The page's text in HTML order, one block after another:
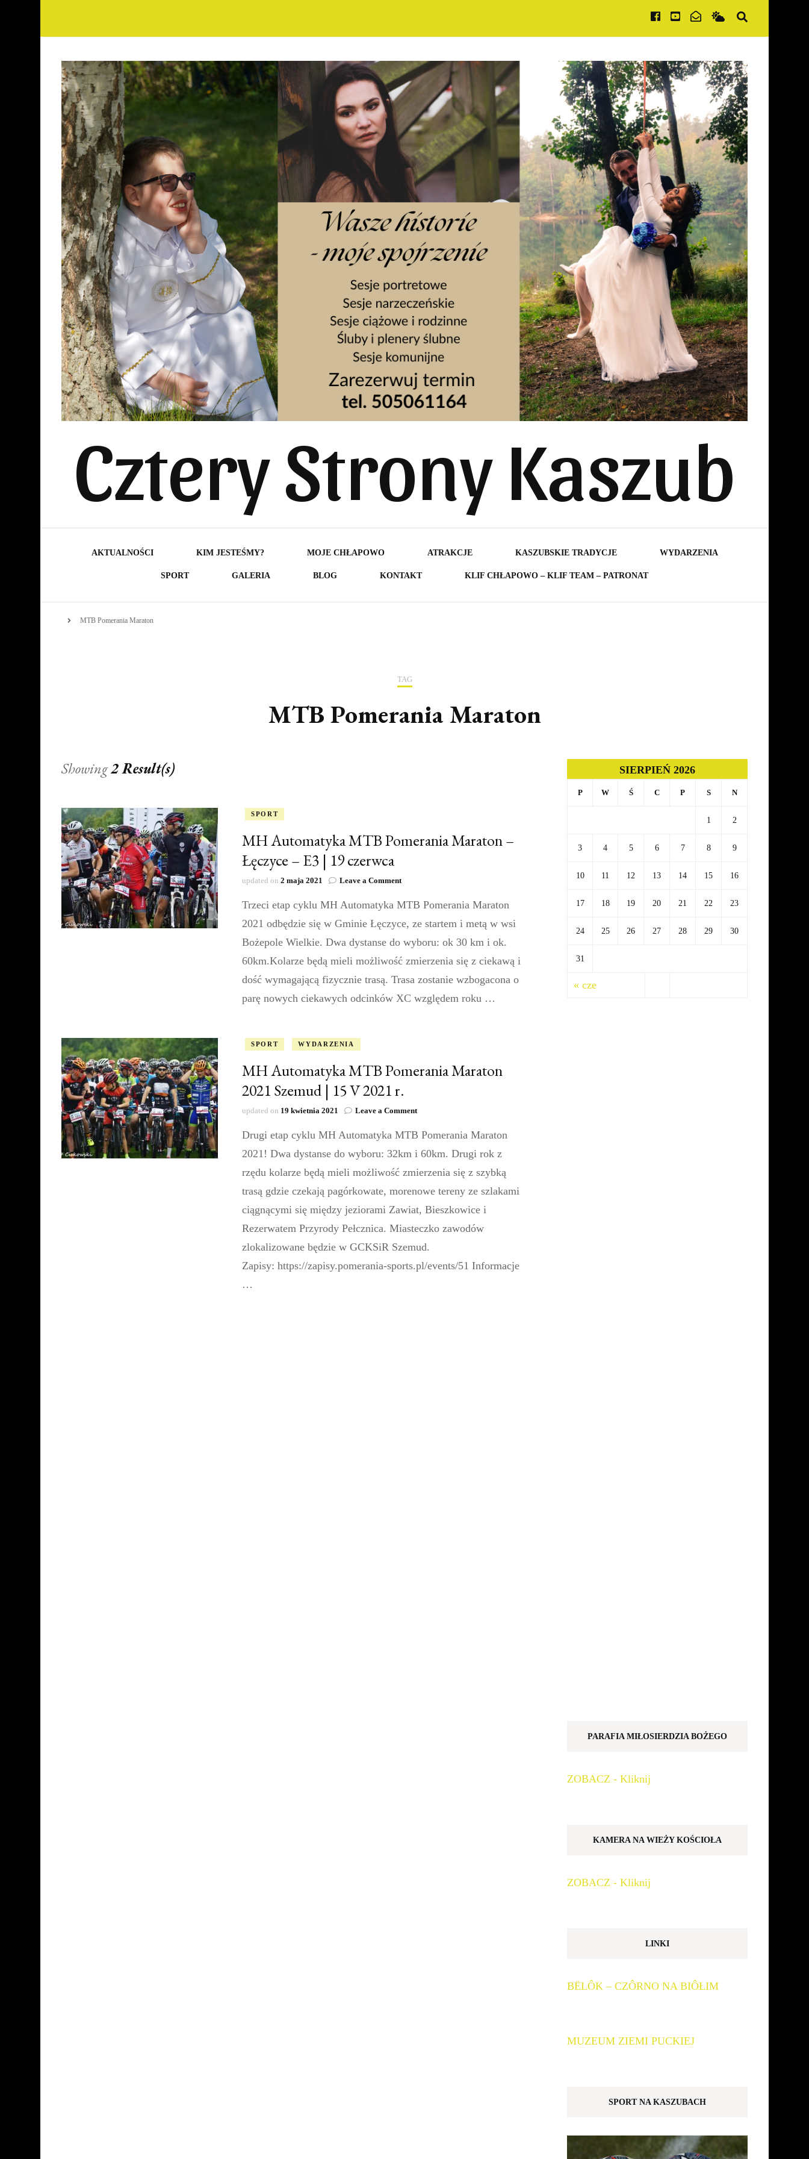
Cztery Strony Kaszub
AKTUALNOŚCI KIM JESTEŚMY? MOJE CHŁAPOWO ATRAKCJE KASZUBSKIE TRADYCJE WYDARZENIA
SPORT GALERIA BLOG KONTAKT KLIF CHŁAPOWO – KLIF TEAM – PATRONAT
MTB Pomerania Maraton
TAG
MTB Pomerania Maraton
Showing2 Result(s)
SPORT
MH Automatyka MTB Pomerania Maraton –
Łęczyce – E3 | 19 czerwca
updated on 2 maja 2021 Leave a Commenton
Automatyka
Pomerania
Maraton
Łęczyce
–
|
Trzeci etap cyklu MH Automatyka MTB Pomerania Maraton
2021 odbędzie się w Gminie Łęczyce, ze startem i metą w wsi
Bożepole Wielkie. Dwa dystanse do wyboru: ok 30 km i ok.
60km.Kolarze będą mieli możliwość zmierzenia się z ciekawą i
dość wymagającą fizycznie trasą. Trasa zostanie wzbogacona o
parę nowych ciekawych odcinków XC względem roku …
SPORT WYDARZENIA
MH Automatyka MTB Pomerania Maraton
2021 Szemud | 15 V 2021 r.
updated on 19 kwietnia 2021 Leave a Commenton
Automatyka
Pomerania
Maraton
Szemud
|
V
2021
Drugi etap cyklu MH Automatyka MTB Pomerania Maraton
2021! Dwa dystanse do wyboru: 32km i 60km. Drugi rok z
rzędu kolarze będą mieli możliwość zmierzenia się z szybką
trasą gdzie czekają pagórkowate, morenowe tereny ze szlakami
ciągnącymi się między jeziorami Zawiat, Bieszkowice i
Rezerwatem Przyrody Pełcznica. Miasteczko zawodów
zlokalizowane będzie w GCKSiR Szemud.
Zapisy: https://zapisy.pomerania-sports.pl/events/51 Informacje
…
SIERPIEŃ 2026
P W Ś C P S N
1 2
3 4 5 6 7 8 9
10 11 12 13 14 15 16
17 18 19 20 21 22 23
24 25 26 27 28 29 30
31
« cze
PARAFIA MIŁOSIERDZIA BOŻEGO
ZOBACZ - Kliknij
KAMERA NA WIEŻY KOŚCIOŁA
ZOBACZ - Kliknij
LINKI
BËLÔK – CZÔRNO NA BIÔŁIM
MUZEUM ZIEMI PUCKIEJ
SPORT NA KASZUBACH